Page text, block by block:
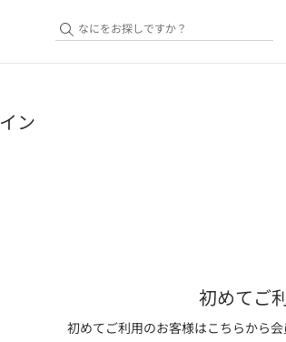
ン
初めてご
初めてご利用のお客様はこちらから会